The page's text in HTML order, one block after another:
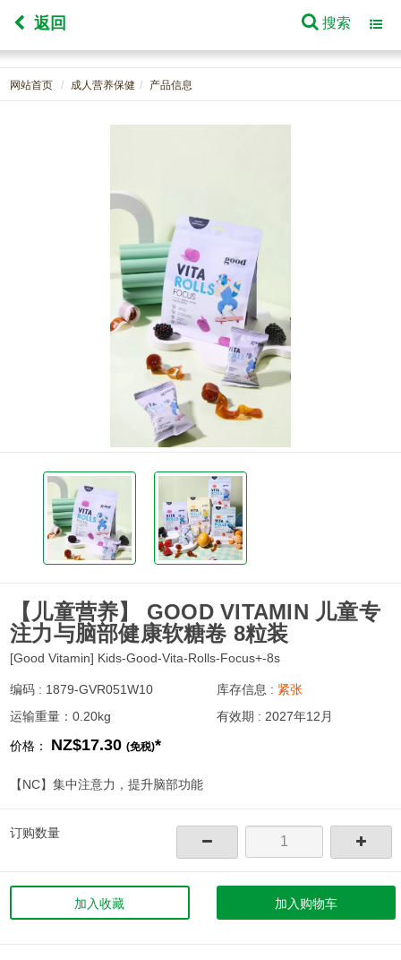
返回 搜索
网站首页 成人营养保健 产品信息
【儿童营养】 GOOD VITAMIN 儿童专
注力与脑部健康软糖卷 8粒装
[Good Vitamin] Kids-Good-Vita-Rolls-Focus+-8s
编码 : 1879-GVR051W10 库存信息 : 紧张
运输重量：0.20kg
有效期 : 2027年12月
价格： NZ$17.30 (免税)*
【NC】集中注意力，提升脑部功能
订购数量
加入收藏 加入购物车